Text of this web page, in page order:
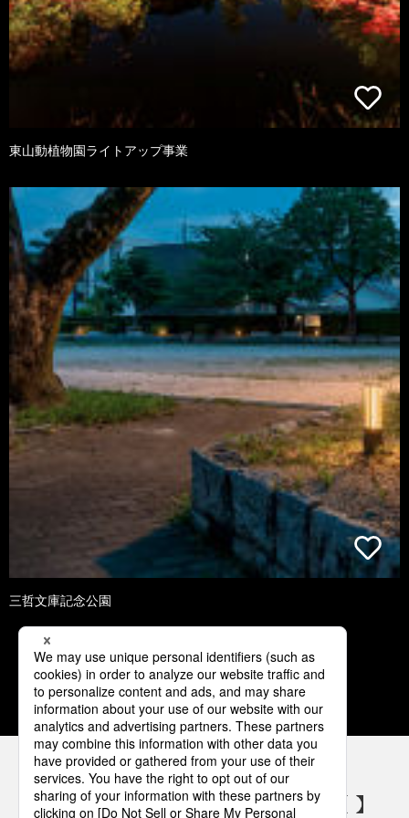
東山動植物園ライトアップ事業
三哲文庫記念公園
1 2 3 4 5
パナソニックの電気設備 SNSアカウント